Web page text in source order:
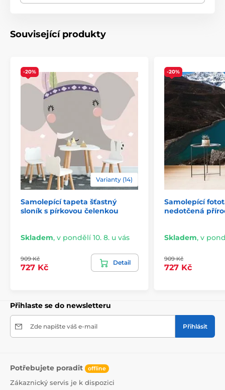
Ekologické a zdravotně nezávadné
Použitá technologie je šetrná k životnímu prostředí, což
zajišťuje bezpečnost použití v jakékoli místnosti.
Použité barvy splňují přísné normy chemické
bezpečnosti a mají certifikace VOC a GREENGUARD
GOLD. Naše samolepicí tapety navíc neobsahují PVC a
lepidlo je založeno na vodní bázi.
Před aplikací se ujistěte, že je stěna hladká, čistá a
zbavená mastnoty i prachu. Pro ideální výsledek
zvládne ho každý. Odstranění tapety je rovněž
podrobný návod.
Související produkty
-20%
Varianty (14)
Samolepící tapeta šťastný
sloník s pírkovou čelenkou
Skladem, v pondělí 10. 8. u vás
909 Kč
727 Kč
Detail
-20%
Samolepící
nedotčená
Skladem, v
909 Kč
727 Kč
Přihlaste se do newsletteru
Zde napište váš e-mail Přihlásit
Potřebujete poradit offline
Zákaznický servis je k dispozici